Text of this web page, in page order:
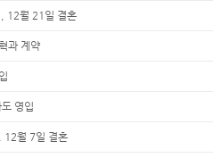
, 12월 21일 결혼
과 계약
영입
12월 7일 결혼